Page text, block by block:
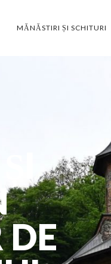
MĂNĂSTIRI ȘI SCHITURI
DE